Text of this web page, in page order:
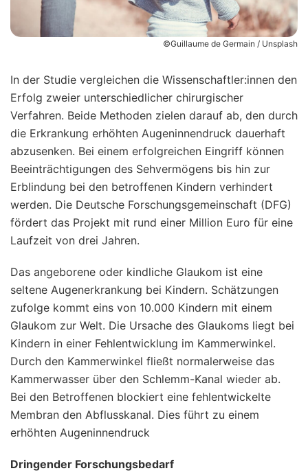
©Guillaume de Germain / Unsplash
In der Studie vergleichen die Wissenschaftler:innen den
Erfolg zweier unterschiedlicher chirurgischer
Verfahren. Beide Methoden zielen darauf ab, den durch
die Erkrankung erhöhten Augeninnendruck dauerhaft
abzusenken. Bei einem erfolgreichen Eingriff können
Beeinträchtigungen des Sehvermögens bis hin zur
Erblindung bei den betroffenen Kindern verhindert
werden. Die Deutsche Forschungsgemeinschaft (DFG)
fördert das Projekt mit rund einer Million Euro für eine
Laufzeit von drei Jahren.
Das angeborene oder kindliche Glaukom ist eine
seltene Augenerkrankung bei Kindern. Schätzungen
zufolge kommt eins von 10.000 Kindern mit einem
Glaukom zur Welt. Die Ursache des Glaukoms liegt bei
Kindern in einer Fehlentwicklung im Kammerwinkel.
Durch den Kammerwinkel fließt normalerweise das
Kammerwasser über den Schlemm-Kanal wieder ab.
Bei den Betroffenen blockiert eine fehlentwickelte
Membran den Abflusskanal. Dies führt zu einem
erhöhten Augeninnendruck
Dringender Forschungsbedarf